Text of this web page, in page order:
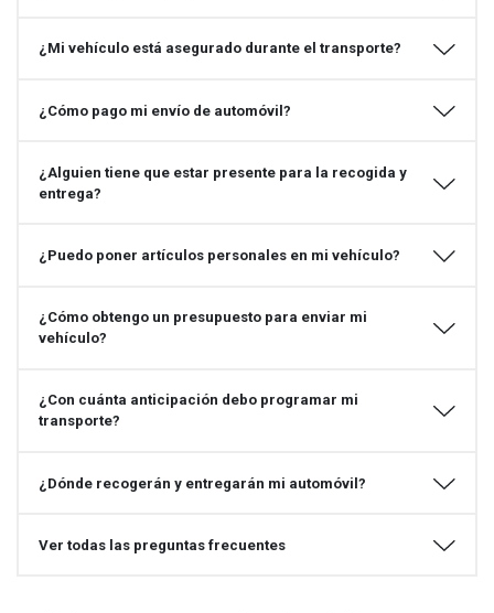
¿Mi vehículo está asegurado durante el transporte?
¿Cómo pago mi envío de automóvil?
¿Alguien tiene que estar presente para la recogida y
entrega?
¿Puedo poner artículos personales en mi vehículo?
¿Cómo obtengo un presupuesto para enviar mi
vehículo?
¿Con cuánta anticipación debo programar mi
transporte?
¿Dónde recogerán y entregarán mi automóvil?
Ver todas las preguntas frecuentes